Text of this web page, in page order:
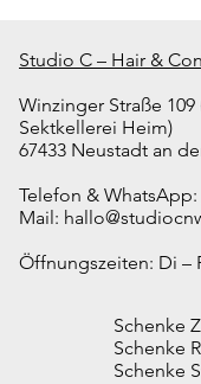
Studio C – Hair &
Winzinger Straße
Sektkellerei Heim)
67433 Neustadt an
Telefon & WhatsApp:
Mail:
Öffnungszeiten: Di –
Schenke
Schenke
Schenke